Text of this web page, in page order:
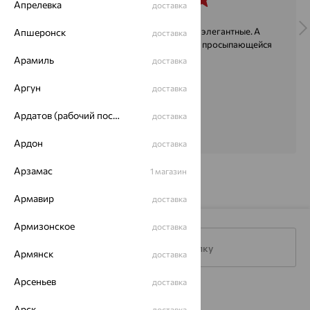
Часики просто прелесть!!! Нежные и элегантные. А
зелёный цвет отлично ассоциируется с просыпающейся
природой.
Подписаться на рассылку
Апрелевка доставка
Апшеронск доставка
Арамиль доставка
Аргун доставка
Ардатов (рабочий поселок) доставка
Ардон доставка
Арзамас 1 магазин
Армавир доставка
Армизонское доставка
Армянск доставка
Арсеньев доставка